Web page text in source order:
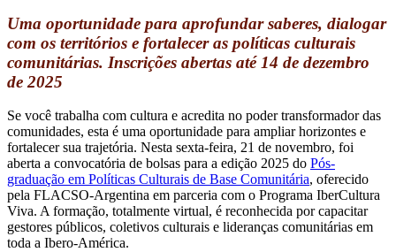
Uma oportunidade para aprofundar saberes, dialogar
com os territórios e fortalecer as políticas culturais
comunitárias. Inscrições abertas até 14 de dezembro
de 2025
Se você trabalha com cultura e acredita no poder transformador das
comunidades, esta é uma oportunidade para ampliar horizontes e
fortalecer sua trajetória. Nesta sexta-feira, 21 de novembro, foi
aberta a convocatória de bolsas para a edição 2025 do Pós-
graduação em Políticas Culturais de Base Comunitária, oferecido
pela FLACSO-Argentina em parceria com o Programa IberCultura
Viva. A formação, totalmente virtual, é reconhecida por capacitar
gestores públicos, coletivos culturais e lideranças comunitárias em
toda a Ibero-América.